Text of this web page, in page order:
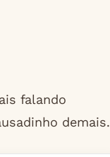
falando
demais.